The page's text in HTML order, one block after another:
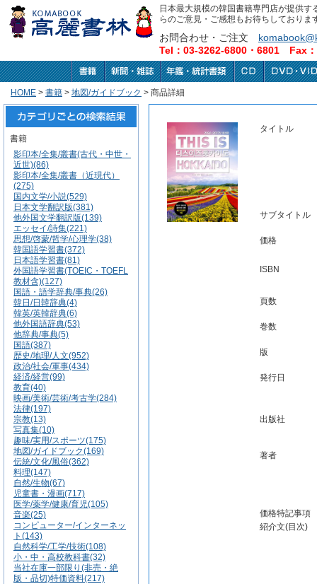
日本最大規模の韓国書籍専門店が提供
らのご意見・ご感想もお待ちしておりま
お問合わせ・ご注文
Tel：03-3262-6800・6801 Fax
HOME > 書籍 > 地図/ガイドブック > 商品詳細
書籍
影印本/全集/叢書(古代・中世・
近世)(86)
影印本/全集/叢書（近現代）
(275)
国内文学/小説(529)
日本文学翻訳版(381)
他外国文学翻訳版(139)
エッセイ/詩集(221)
思想/啓蒙/哲学/心理学(38)
韓国語学習書(372)
日本語学習書(81)
外国語学習書(TOEIC・TOEFL
教材含)(127)
国語・語学辞典/事典(26)
韓日/日韓辞典(4)
韓英/英韓辞典(6)
他外国語辞典(53)
他辞典/事典(5)
国語(387)
歴史/地理/人文(952)
政治/社会/軍事(434)
経済/経営(99)
教育(40)
映画/美術/芸術/考古学(284)
法律(197)
宗教(13)
写真集(10)
趣味/実用/スポーツ(175)
地図/ガイドブック(169)
伝統/文化/風俗(362)
料理(147)
自然/生物(67)
児童書・漫画(717)
医学/薬学/健康/育児(105)
音楽(25)
コンピューター/インターネッ
ト(143)
自然科学/工学/技術(108)
小・中・高校教科書(32)
当社在庫一部限り(非売・絶
版・品切)特価資料(217)
タイトル
サブタイトル
価格
ISBN
頁数
巻数
版
発行日
出版社
著者
価格特記事項
紹介文(目次)